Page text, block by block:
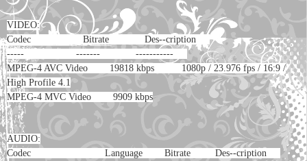
VIDEO:
Codec Bitrate Des--cription
----- ------- -----------
MPEG-4 AVC Video 19818 kbps 1080p / 23.976 fps / 16:9 /
High Profile 4.1
MPEG-4 MVC Video 9909 kbps
AUDIO:
Codec Language Bitrate Des--cription